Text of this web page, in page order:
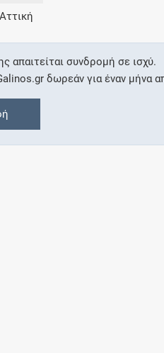
τις
απαιτείται συνδρομή σε ισχύ.
δωρεάν για έναν μήνα